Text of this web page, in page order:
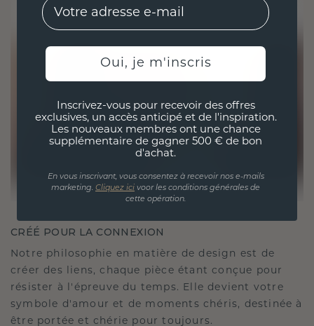
CRÉÉ POUR LA CONNEXION
Notre philosophie en matière de design est de
créer des liens, chaque pièce étant conçue pour
résister à l'épreuve du temps. Elle devient votre
symbole d'amour et de moments chéris, destinée à
être portée et chérie pour toujours.
Oui, je m'inscris
Inscrivez-vous pour recevoir des offres
exclusives, un accès anticipé et de l'inspiration.
Les nouveaux membres ont une chance
supplémentaire de gagner 500 € de bon
d'achat.
En vous inscrivant, vous consentez à recevoir nos e-mails
marketing. Cliquez ici voor les conditions générales de
cette opération.